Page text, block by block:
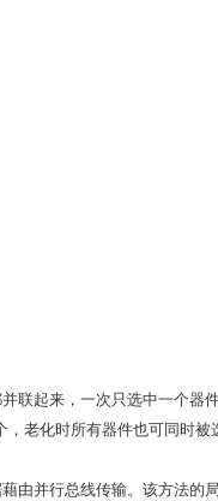
联起来，一次只选中一个器
老化时所有器件也可同时被
由并行总线传输。该方法的